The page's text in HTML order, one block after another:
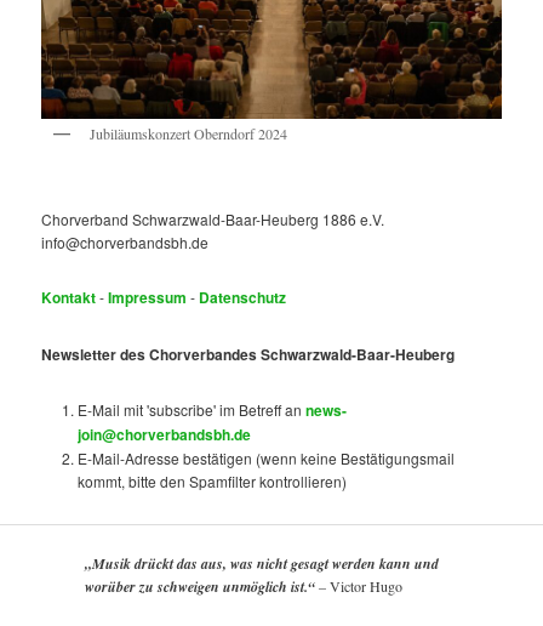
Jubiläumskonzert Oberndorf 2024
Chorverband Schwarzwald-Baar-Heuberg 1886 e.V.
info@chorverbandsbh.de
Kontakt-Impressum - Datenschutz
Newsletter des Chorverbandes Schwarzwald-Baar-Heuberg
E-Mail mit 'subscribe' im Betreff annews-
join@chorverbandsbh.de
E-Mail-Adresse bestätigen (wenn keine Bestätigungsmail
kommt, bitte den Spamfilter kontrollieren)
„Musik drückt das aus, was nicht gesagt werden kann und
worüber zu schweigen unmöglich ist.“–Victor Hugo